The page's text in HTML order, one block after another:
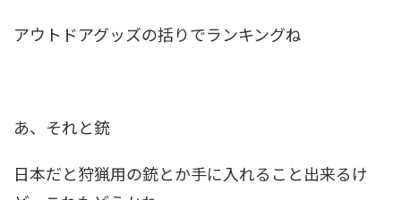
アウトドアグッズの括りでランキングね
あ、それと銃
日本だと狩猟用の銃とか手に入れること出来るけ